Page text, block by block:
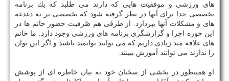
های ورزشی و موفقیت هایی كه دارند می طلبد كه یك برنامه
تخصصی جدا برای آنها در نظر گرفته شود كه تخصصی تر به دغدغه
های و مشكلات آنها بپردازد. از طرفی هم ظرفیت حضور خانم ها در
این حوزه اجرا و گزارشگری برنامه های ورزشی وجود دارد. ما خانم
های علاقه مند زیادی داریم كه می توانند توانمند باشند و اگر این توان
را ندارند می توانند آموزش ببینند.
او همینطور در بخشی از سخنان خود به بیان خاطره ای از پوشش